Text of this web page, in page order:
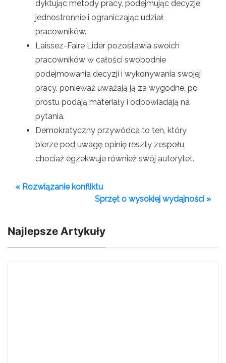
dyktując metody pracy, podejmując decyzje
jednostronnie i ograniczając udział
pracowników.
Laissez-Faire Lider pozostawia swoich
pracowników w całości swobodnie
podejmowania decyzji i wykonywania swojej
pracy, ponieważ uważają ją za wygodne, po
prostu podają materiały i odpowiadają na
pytania.
Demokratyczny przywódca to ten, który
bierze pod uwagę opinię reszty zespołu,
chociaż egzekwuje również swój autorytet.
« Rozwiązanie konfliktu
Sprzęt o wysokiej wydajności »
Najlepsze Artykuły